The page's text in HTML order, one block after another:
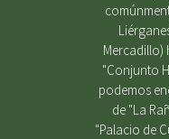
"Conjunto
podemos
de "La
"Palacio de